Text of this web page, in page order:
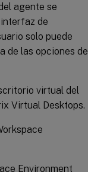
agente se
de
solo puede
de las opciones de
virtual del
Virtual Desktops.
Environment